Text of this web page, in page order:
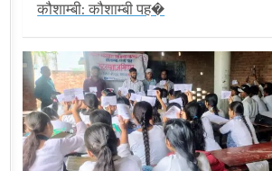
कौशाम्बी: कौशाम्बी पह�